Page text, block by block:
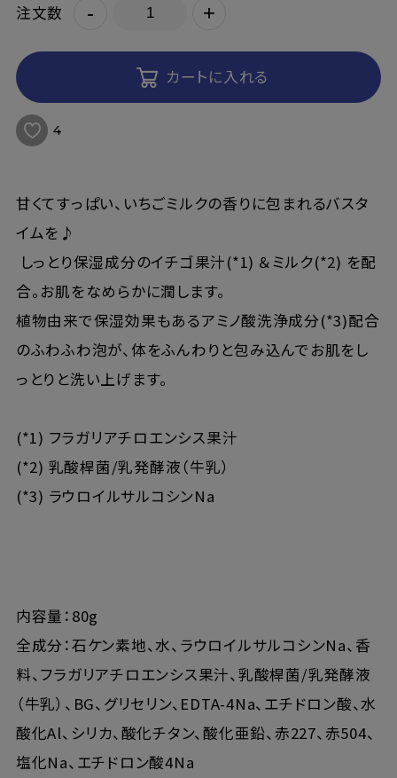
注文数 - +
カートに入れる
4
甘くてすっぱい、いちごミルクの香りに包まれるバスタ
イムを♪
しっとり保湿成分のイチゴ果汁(*1) ＆ミルク(*2) を配
合。お肌をなめらかに潤します。
植物由来で保湿効果もあるアミノ酸洗浄成分(*3)配合
のふわふわ泡が、体をふんわりと包み込んでお肌をし
っとりと洗い上げます。
(*1) フラガリアチロエンシス果汁
(*2) 乳酸桿菌/乳発酵液（牛乳）
(*3) ラウロイルサルコシンNa
内容量：80g
全成分：石ケン素地、水、ラウロイルサルコシンNa、香
料、フラガリアチロエンシス果汁、乳酸桿菌/乳発酵液
（牛乳）、BG、グリセリン、EDTA-4Na、エチドロン酸、水
酸化Al、シリカ、酸化チタン、酸化亜鉛、赤227、赤504、
塩化Na、エチドロン酸4Na